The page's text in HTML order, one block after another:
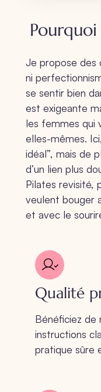
Je propose des
ni
se sentir bien
est exigeante
les femmes qui
elles-mêmes.
idéal”, mais de
d’un lien plus
Pilates revisité,
veulent bouger
et avec le
Qualité
Bénéficiez de
instructions
pratique sûre